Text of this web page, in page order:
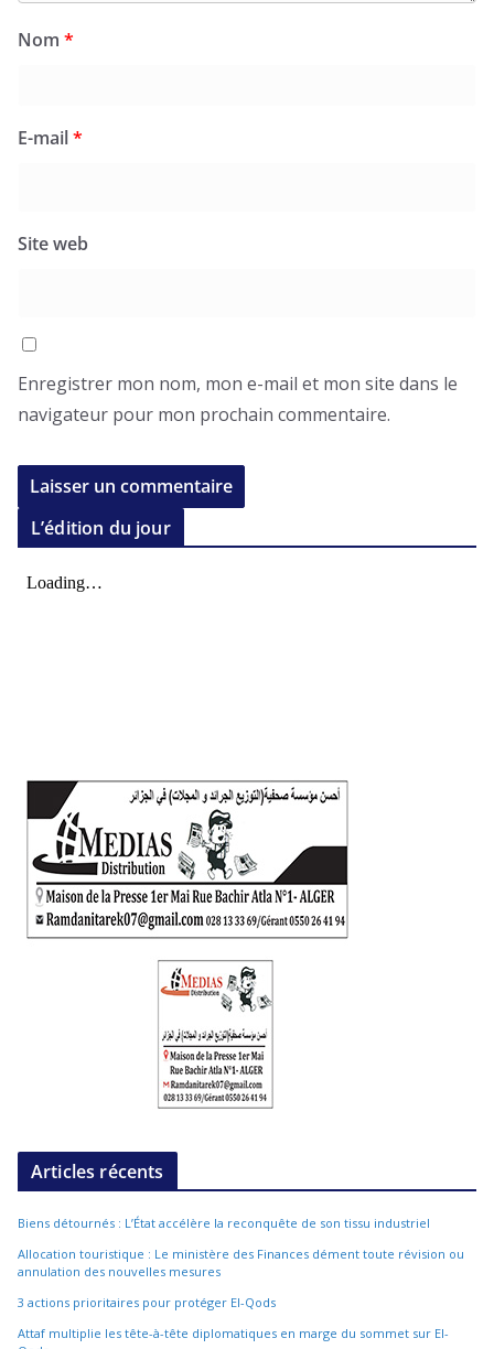
Nom *
E-mail*
Site web
Enregistrer mon nom, mon e-mail et mon site dans le
navigateur pour mon prochain commentaire.
L’édition du jour
Articles récents
Biens détournés : L’État accélère la reconquête de son tissu industriel
Allocation touristique : Le ministère des Finances dément toute révision ou
annulation des nouvelles mesures
3 actions prioritaires pour protéger El-Qods
Attaf multiplie les tête-à-tête diplomatiques en marge du sommet sur El-